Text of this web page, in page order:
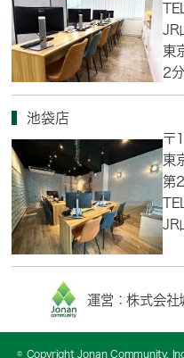
JR
東
2分
池袋店
〒
東
第
JR
運営：株式会社
© Copyright Jonan Community,